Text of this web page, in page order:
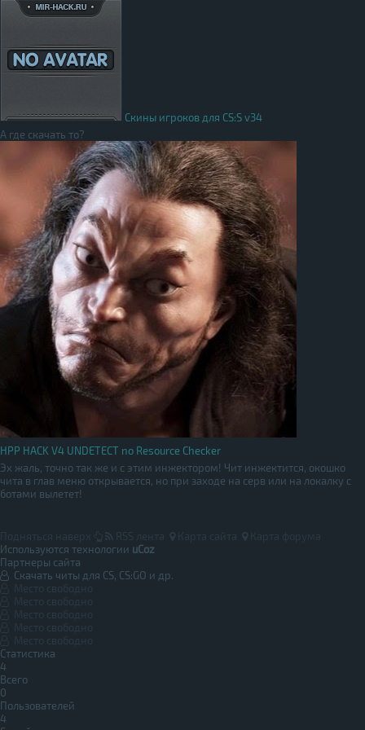
Скины игроков для CS:S v34
А где скачать то?
HPP HACK V4 UNDETECT no Resource Checker
Эх жаль, точно так же и с этим инжектором! Чит инжектится, окошко
чита в глав меню открывается, но при заходе на серв или на локалку с
ботами вылетет!
Используются технологии uCoz
Партнеры сайта
Скачать читы для CS, CS:GO и др.
Статистика
4
Всего
0
Пользователей
4